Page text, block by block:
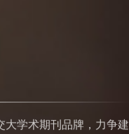
涵盖多学科、体现交大学